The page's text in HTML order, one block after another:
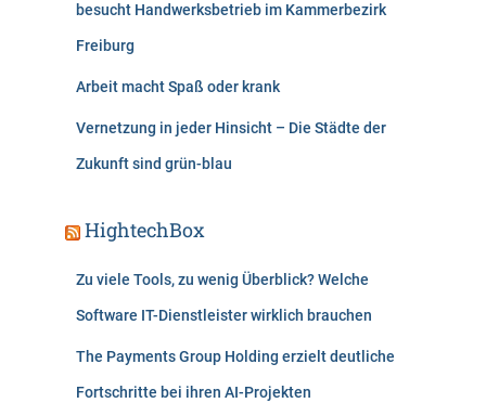
besucht Handwerksbetrieb im Kammerbezirk
Freiburg
Arbeit macht Spaß oder krank
Vernetzung in jeder Hinsicht – Die Städte der
Zukunft sind grün-blau
HightechBox
Zu viele Tools, zu wenig Überblick? Welche
Software IT-Dienstleister wirklich brauchen
The Payments Group Holding erzielt deutliche
Fortschritte bei ihren AI-Projekten